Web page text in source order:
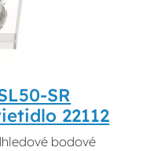
SR
22112
bodové